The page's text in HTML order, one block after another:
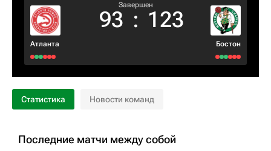
Атланта
Завершен
93 : 123
Бостон
Статистика Новости команд
Последние матчи между собой